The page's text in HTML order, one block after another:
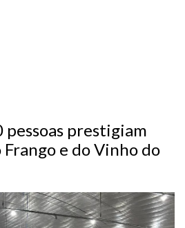
pessoas prestigiam
Frango e do Vinho do